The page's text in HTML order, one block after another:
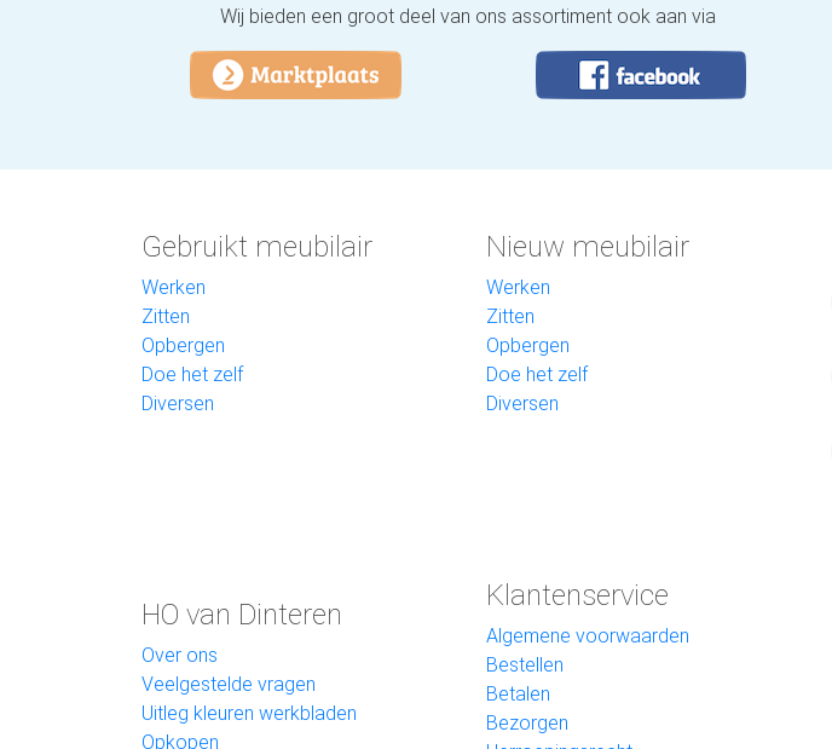
Wij bieden een groot deel van ons assortiment ook aan via
Gebruikt meubilair
Werken
Zitten
Opbergen
Doe het zelf
Diversen
Nieuw meubilair
Werken
Zitten
Opbergen
Doe het zelf
Diversen
HO van Dinteren
Over ons
Veelgestelde vragen
Uitleg kleuren werkbladen
Opkopen
Klantenservice
Algemene voorwaarden
Bestellen
Betalen
Bezorgen